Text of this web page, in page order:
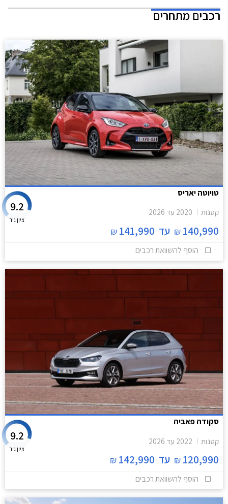
רכבים מתחרים
טויוטה יאריס
קטנות 2020 עד 2026
140,990
₪ עד 141,990
₪
9.2
ציון גיר
הוסף להשוואת רכבים
סקודה פאביה
קטנות 2022 עד 2026
120,990
₪ עד 142,990
₪
9.2
ציון גיר
הוסף להשוואת רכבים